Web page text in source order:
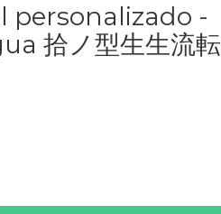
personalizado -
拾ノ型生生流転